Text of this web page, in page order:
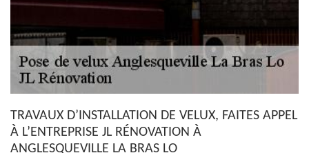
TRAVAUX D’INSTALLATION DE VELUX, FAITES APPEL
À L’ENTREPRISE JL RÉNOVATION À
ANGLESQUEVILLE LA BRAS LO